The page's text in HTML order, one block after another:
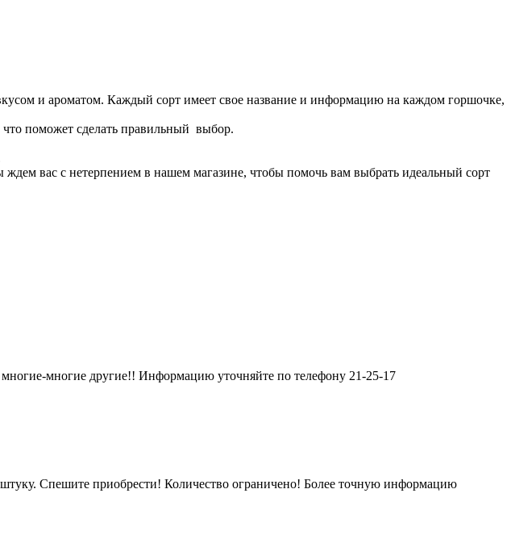
и ароматом. Каждый сорт имеет свое название и информацию на каждом горшочке,
поможет сделать правильный выбор.
вас с нетерпением в нашем магазине, чтобы помочь вам выбрать идеальный сорт
многие другие!! Информацию уточняйте по телефону 21-25-17
Спешите приобрести! Количество ограничено! Более точную информацию